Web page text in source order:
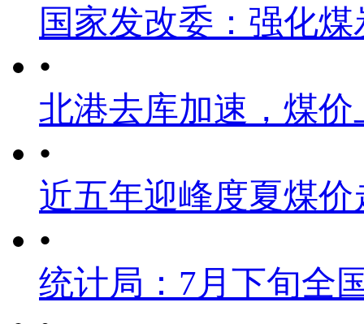
国家发改委：强化
•
北港去库加速，煤
•
近五年迎峰度夏煤价
•
统计局：7月下旬全